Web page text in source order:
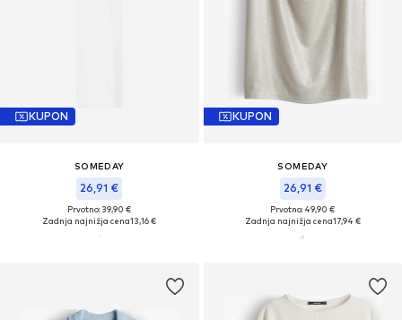
KUPON
SOMEDAY
26,91 €
Prvotno: 39,90 €
Zadnja najnižja cena13,16 €
KUPON
SOMEDAY
26,91 €
Prvotno: 49,90 €
Zadnja najnižja cena17,94 €